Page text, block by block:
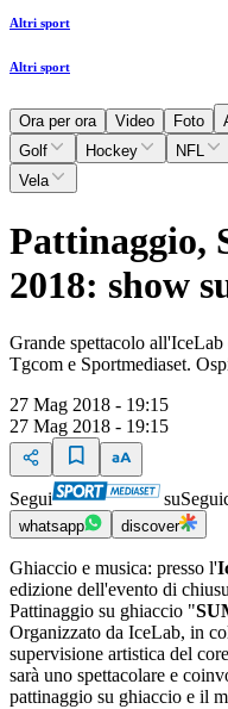
Altri sport
Altri sport
Ora per ora Video Foto
Golf
Hockey NFL
Vela
Pattinaggio,
2018: show
Grande spettacolo
Tgcom e Sportmediaset.
27 Mag 2018 - 19:15
27 Mag 2018 - 19:15
Segui su
whatsapp discover
Ghiaccio e musica: presso l'
edizione dell'evento di
Pattinaggio su ghiaccio "
Organizzato da IceLab, in
supervisione artistica del
sarà uno spettacolare e
pattinaggio su ghiaccio e il